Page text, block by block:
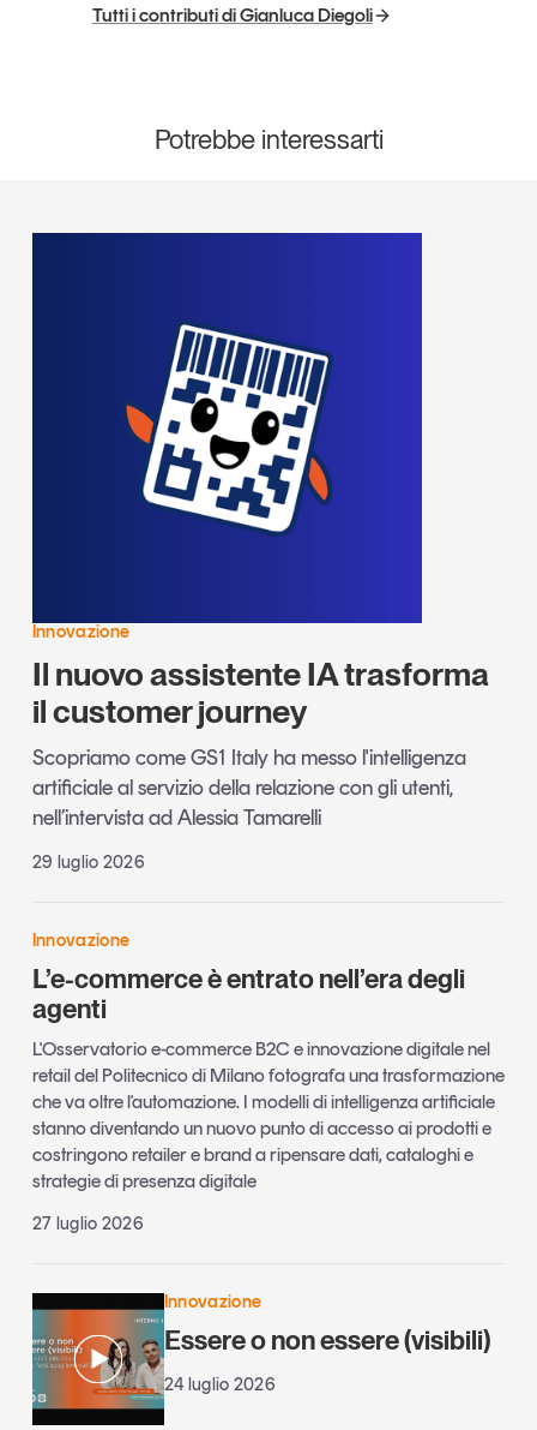
Tutti i contributi di Gianluca Diegoli
Potrebbe interessarti
Innovazione
Il nuovo assistente IA trasforma
il customer journey
Scopriamo come GS1 Italy ha messo l'intelligenza
artificiale al servizio della relazione con gli utenti,
nell’intervista ad Alessia Tamarelli
29 luglio 2026
Innovazione
L’e-commerce è entrato nell’era degli
agenti
L'Osservatorio e-commerce B2C e innovazione digitale nel
retail del Politecnico di Milano fotografa una trasformazione
che va oltre l'automazione. I modelli di intelligenza artificiale
stanno diventando un nuovo punto di accesso ai prodotti e
costringono retailer e brand a ripensare dati, cataloghi e
strategie di presenza digitale
27 luglio 2026
Innovazione
Essere o non essere (visibili)
24 luglio 2026